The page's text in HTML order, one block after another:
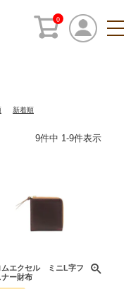
0
新着順
9件中 1-9件表示
ムエクセル ミニL字フ
ナー財布